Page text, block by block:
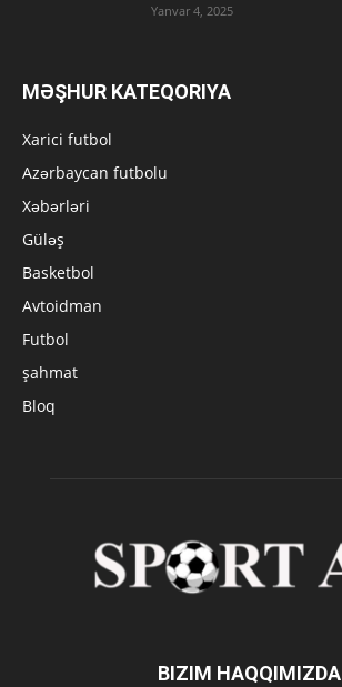
Yanvar 4, 2025
MƏŞHUR KATEQORIYA
Xarici futbol
Azərbaycan futbolu
Xəbərləri
Güləş
Basketbol
Avtoidman
Futbol
şahmat
Bloq
BIZIM HAQQIMIZDA